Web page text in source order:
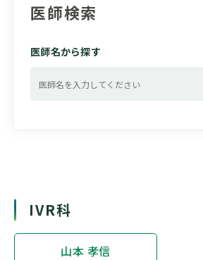
医師検索
医師名から探す
IVR科
山本 孝信